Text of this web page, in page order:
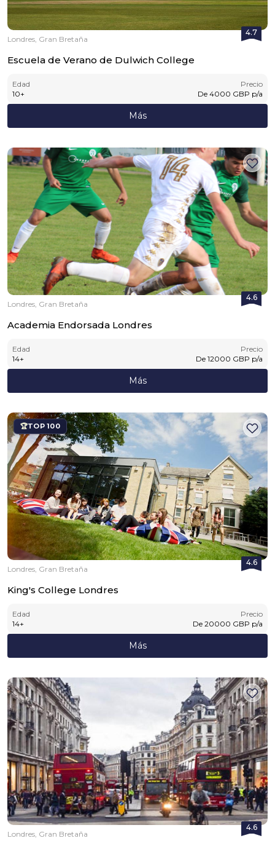
4.7
Londres, Gran Bretaña
Escuela de Verano de Dulwich College
Edad
10+
Precio
De 4000 GBP p/a
Más
4.6
Londres, Gran Bretaña
Academia Endorsada Londres
Edad
14+
Precio
De 12000 GBP p/a
Más
TOP 100
4.6
Londres, Gran Bretaña
King's College Londres
Edad
14+
Precio
De 20000 GBP p/a
Más
4.6
Londres, Gran Bretaña